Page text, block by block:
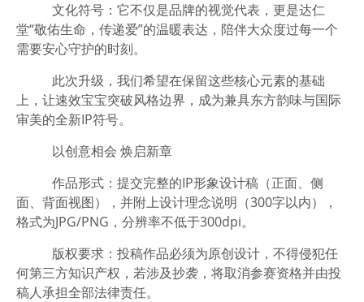
文化符号 ：它不仅是品牌的视觉代表，更是达仁
堂“敬佑生命，传递爱”的温暖表达，陪伴大众度过每一个
需要安心守护的时刻。
此次升级，我们希望在保留这些核心元素的基础
上，让速效宝宝突破风格边界，成为兼具东方韵味与国际
审美的全新IP符号。
以创意相会 焕启新章
作品形式：提交完整的IP形象设计稿（正面、侧
面、背面视图），并附上设计理念说明（300字以内），
格式为JPG/PNG，分辨率不低于300dpi。
版权要求：投稿作品必须为原创设计，不得侵犯任
何第三方知识产权，若涉及抄袭，将取消参赛资格并由投
稿人承担全部法律责任。